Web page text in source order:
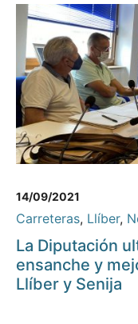
14/09/2021
Carreteras, Llíber,
La Diputación
ensanche y
Llíber y Senija